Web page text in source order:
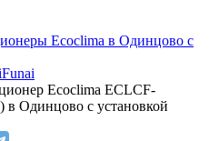
Ecoclima в Одинцово с
Funai
Ecoclima ECLCF-
Одинцово с установкой